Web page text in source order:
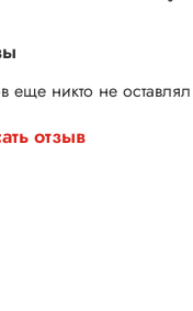
еще никто не оставлял
отзыв